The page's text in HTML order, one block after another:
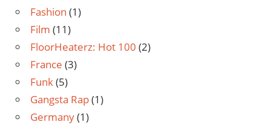
Fashion (1)
Film (11)
FloorHeaterz: Hot 100 (2)
France (3)
Funk(5)
Gangsta Rap(1)
Germany(1)